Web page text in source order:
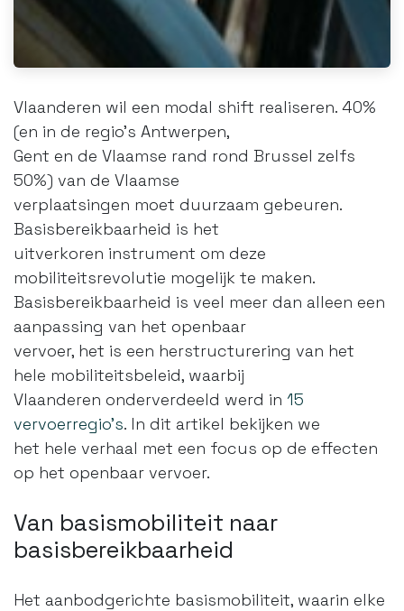
Vlaanderen wil een modal shift realiseren. 40%
(en in de regio’s Antwerpen,
Gent en de Vlaamse rand rond Brussel zelfs
50%) van de Vlaamse
verplaatsingen moet duurzaam gebeuren.
Basisbereikbaarheid is het
uitverkoren instrument om deze
mobiliteitsrevolutie mogelijk te maken.
Basisbereikbaarheid is veel meer dan alleen een
aanpassing van het openbaar
vervoer, het is een herstructurering van het
hele mobiliteitsbeleid, waarbij
Vlaanderen onderverdeeld werd in 15
vervoerregio’s. In dit artikel bekijken we
het hele verhaal met een focus op de effecten
op het openbaar vervoer.
Van basismobiliteit naar
basisbereikbaarheid
Het aanbodgerichte basismobiliteit, waarin elke